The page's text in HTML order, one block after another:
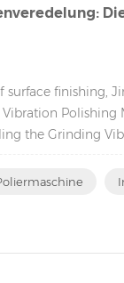
surface finishing,
the Grinding